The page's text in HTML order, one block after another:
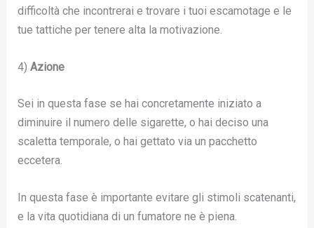
difficoltà che incontrerai e trovare i tuoi escamotage e le
tue tattiche per tenere alta la motivazione.
4) Azione
Sei in questa fase se hai concretamente iniziato a
diminuire il numero delle sigarette, o hai deciso una
scaletta temporale, o hai gettato via un pacchetto
eccetera.
In questa fase è importante evitare gli stimoli scatenanti,
e la vita quotidiana di un fumatore ne è piena.